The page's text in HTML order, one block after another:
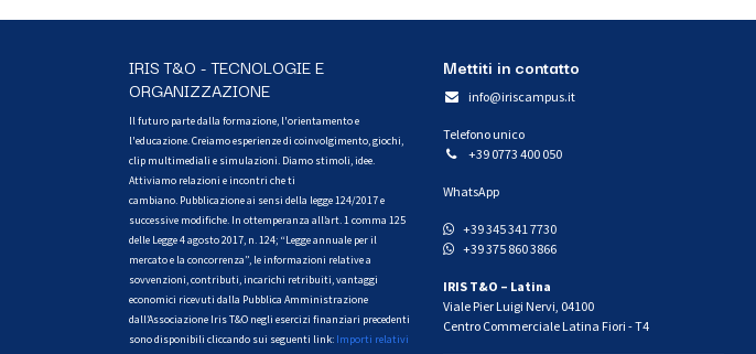
IRIS T&O - TECNOLOGIE E
ORGANIZZAZIONE
Il futuro parte dalla formazione, l'orientamento e
l'educazione. Creiamo esperienze di coinvolgimento, giochi,
clip multimediali e simulazioni. Diamo stimoli, idee.
Attiviamo relazioni e incontri che ti
cambiano. Pubblicazione ai sensi della legge 124/2017 e
successive modifiche. In ottemperanza all’art. 1 comma 125
delle Legge 4 agosto 2017, n. 124; “Legge annuale per il
mercato e la concorrenza”, le informazioni relative a
sovvenzioni, contributi, incarichi retribuiti, vantaggi
economici ricevuti dalla Pubblica Amministrazione
dall’Associazione Iris T&O negli esercizi finanziari precedenti
sono disponibili cliccando sui seguenti link: Importi relativi
Mettiti in contatto
info@iriscampus.it
Telefono unico
+39 0773 400 050
WhatsApp
+39 345 341 7730
+39 375 860 3866
IRIS T&O – Latina
Viale Pier Luigi Nervi, 04100
Centro Commerciale Latina Fiori - T4